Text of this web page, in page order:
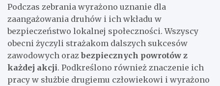
Podczas zebrania wyrażono uznanie dla
zaangażowania druhów i ich wkładu w
bezpieczeństwo lokalnej społeczności. Wszyscy
obecni życzyli strażakom dalszych sukcesów
zawodowych oraz bezpiecznych powrotów z
każdej akcji. Podkreślono również znaczenie ich
pracy w służbie drugiemu człowiekowi i wyrażono